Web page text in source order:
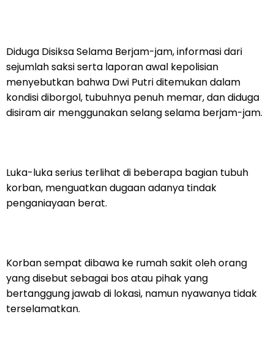
Diduga Disiksa Selama Berjam-jam, informasi dari
sejumlah saksi serta laporan awal kepolisian
menyebutkan bahwa Dwi Putri ditemukan dalam
kondisi diborgol, tubuhnya penuh memar, dan diduga
disiram air menggunakan selang selama berjam-jam.
Luka-luka serius terlihat di beberapa bagian tubuh
korban, menguatkan dugaan adanya tindak
penganiayaan berat.
Korban sempat dibawa ke rumah sakit oleh orang
yang disebut sebagai bos atau pihak yang
bertanggung jawab di lokasi, namun nyawanya tidak
terselamatkan.